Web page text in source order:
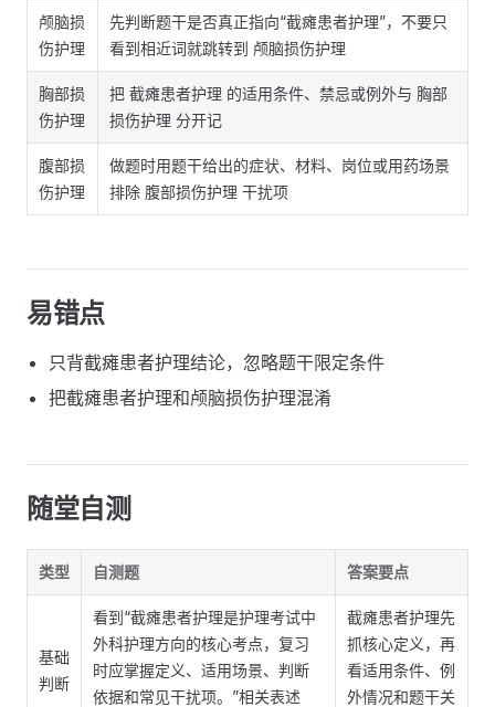
颅脑损
伤护理
先判断题干是否真正指向“截瘫患者护理”，不要只
看到相近词就跳转到 颅脑损伤护理
胸部损
伤护理
把 截瘫患者护理 的适用条件、禁忌或例外与 胸部
损伤护理 分开记
腹部损
伤护理
做题时用题干给出的症状、材料、岗位或用药场景
排除 腹部损伤护理 干扰项
易错点
只背截瘫患者护理结论，忽略题干限定条件
把截瘫患者护理和颅脑损伤护理混淆
随堂自测
类型 自测题 答案要点
基础
判断
看到“截瘫患者护理是护理考试中
外科护理方向的核心考点，复习
时应掌握定义、适用场景、判断
依据和常见干扰项。”相关表述
截瘫患者护理先
抓核心定义，再
看适用条件、例
外情况和题干关